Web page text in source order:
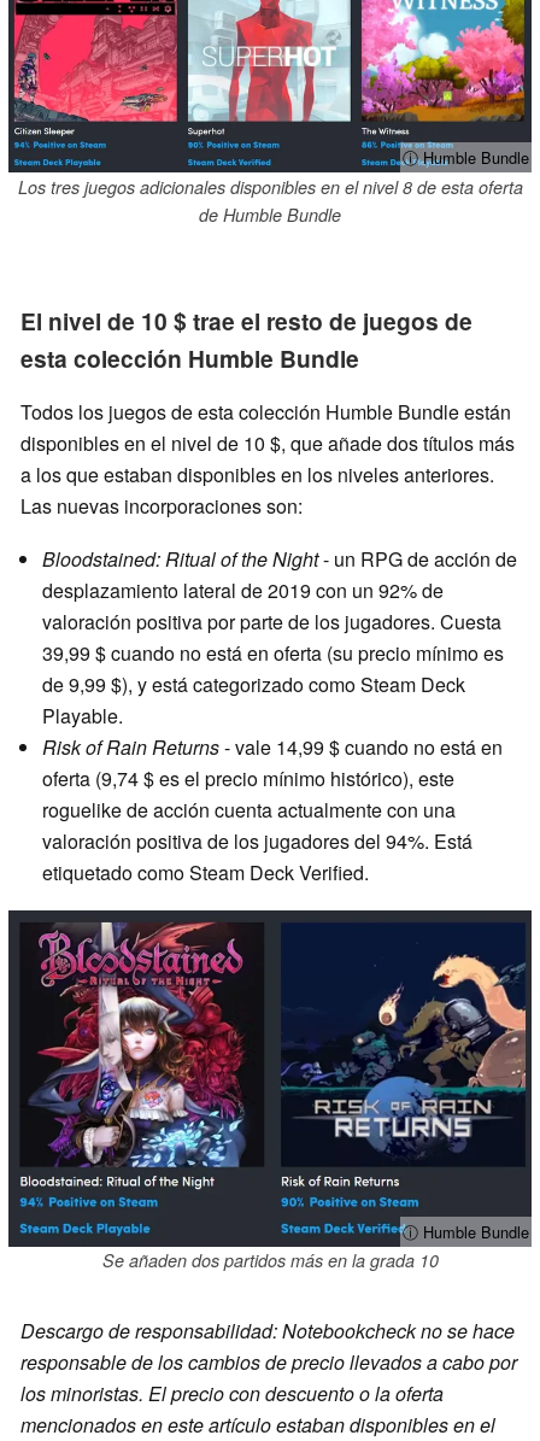
ⓘ Humble Bundle
Los tres juegos adicionales disponibles en el nivel 8 de esta oferta
de Humble Bundle
El nivel de 10 $ trae el resto de juegos de
esta colección Humble Bundle
Todos los juegos de esta colección Humble Bundle están
disponibles en el nivel de 10 $, que añade dos títulos más
a los que estaban disponibles en los niveles anteriores.
Las nuevas incorporaciones son:
Bloodstained: Ritual of the Night- un RPG de acción de
desplazamiento lateral de 2019 con un 92% de
valoración positiva por parte de los jugadores. Cuesta
39,99 $ cuando no está en oferta (su precio mínimo es
de 9,99 $), y está categorizado como Steam Deck
Playable.
Risk of Rain Returns- vale 14,99 $ cuando no está en
oferta (9,74 $ es el precio mínimo histórico), este
roguelike de acción cuenta actualmente con una
valoración positiva de los jugadores del 94%. Está
etiquetado como Steam Deck Verified.
ⓘ Humble Bundle
Se añaden dos partidos más en la grada 10
Descargo de responsabilidad: Notebookcheck no se hace
responsable de los cambios de precio llevados a cabo por
los minoristas. El precio con descuento o la oferta
mencionados en este artículo estaban disponibles en el